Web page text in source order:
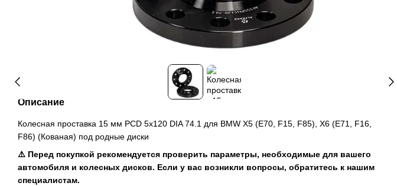
Описание
Колесная проставка 15 мм PCD 5x120 DIA 74.1 для BMW X5 (E70, F15, F85), X6 (E71, F16,
F86) (Кованая) под родные диски
⚠️ Перед покупкой рекомендуется проверить параметры, необходимые для вашего
автомобиля и колесных дисков. Если у вас возникли вопросы, обратитесь к нашим
специалистам.